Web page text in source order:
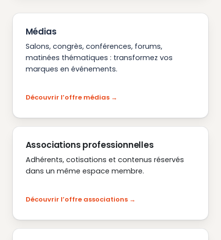
Médias
Salons, congrès, conférences, forums,
matinées thématiques : transformez vos
marques en événements.
Découvrir l’offre médias
Associations professionnelles
Adhérents, cotisations et contenus réservés
dans un même espace membre.
Découvrir l’offre associations